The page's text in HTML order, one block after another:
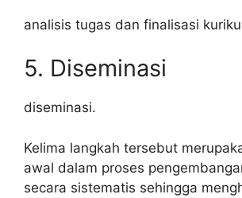
analisis tugas dan finalisasi
5. Diseminasi
diseminasi.
Kelima langkah tersebut
awal dalam proses
secara sistematis sehingga